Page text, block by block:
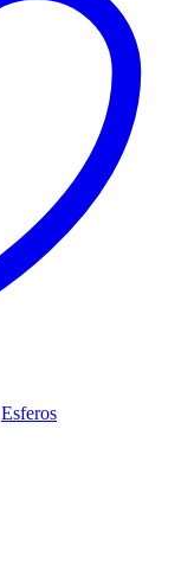
Esferos